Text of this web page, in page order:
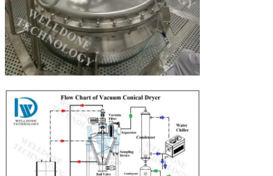
Mesaj bırakın
Sizi yakında arayacağız!